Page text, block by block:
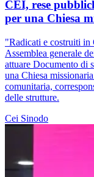
CEI, rese
per una Chiesa
"Radicati e costruiti in
Assemblea generale
attuare Documento di
una Chiesa
comunitaria,
delle strutture.
Cei Sinodo